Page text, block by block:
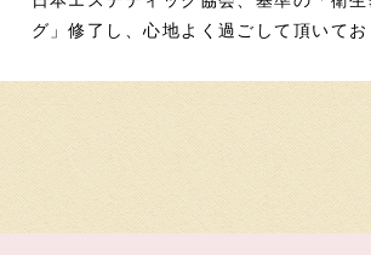
グ」修了し、心地よく過ごして頂いてお